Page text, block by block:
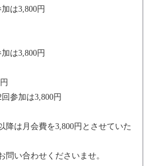
は3,800円
は3,800円
参加は3,800円
降は月会費を3,800円とさせていた
問い合わせくださいませ。